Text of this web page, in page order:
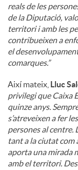
reals de les
de la Diputació,
territori i amb les
contribueixen a
el
comarques.”
Així mateix, Lluc
privilegi que Caixa
quinze anys.
s’atreveixen a fer
persones al centre.
tant a la ciutat com
aporta una mirada
amb el territori.